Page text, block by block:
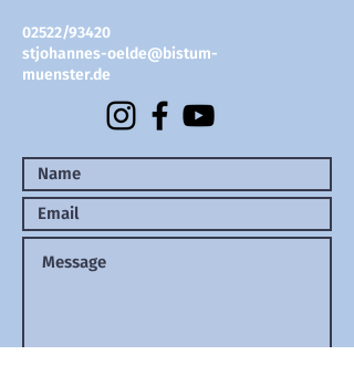
02522/93420
stjohannes-oelde@bistum-
muenster.de